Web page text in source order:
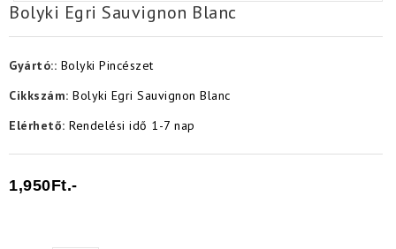
Bolyki Egri Sauvignon Blanc
Gyártó:: Bolyki Pincészet
Cikkszám: Bolyki Egri Sauvignon Blanc
Elérhető: Rendelési idő 1-7 nap
1,950Ft.-